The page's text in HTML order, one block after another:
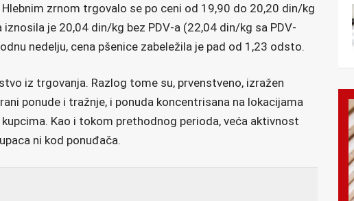
zrnom trgovalo se po ceni od 19,90 do 20,20 din/kg
iznosila je 20,04 din/kg bez PDV-a (22,04 din/kg sa PDV-
nedelju, cena pšenice zabeležila je pad od 1,23 odsto.
iz trgovanja. Razlog tome su, prvenstveno, izražen
ponude i tražnje, i ponuda koncentrisana na lokacijama
Kao i tokom prethodnog perioda, veća aktivnost
ni kod ponuđača.